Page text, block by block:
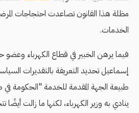
مظلة هذا القانون تصاعدت احتجاجات
الخدمات.
فيما يرهن الخبير في قطاع الكهرباء
إسماعيل تحديد التعريفة بالتقديرات
طبيعة الجهة المقدمة للخدمة "الحكومة في
ينادي به وزير الكهرباء، لكنها ما زالت